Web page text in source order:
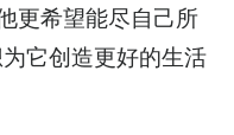
更希望能尽自己所
它创造更好的生活